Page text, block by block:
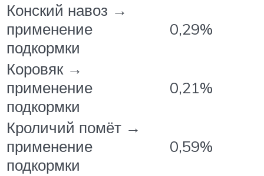
Конский навоз →
применение
подкормки
0,29%
Коровяк →
применение
подкормки
0,21%
Кроличий помёт →
применение
подкормки
0,59%